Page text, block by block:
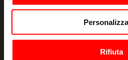
raccogliere informazioni
geografica, con
Personalizza
Rifiuta
NEWSLETTER
Promotions and news,